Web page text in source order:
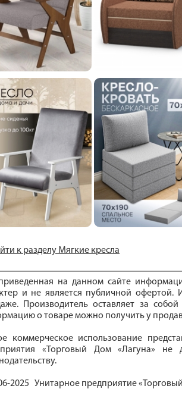
к разделу Мягкие кресла
на данном сайте
и не является публичной офертой.
Производитель оставляет за
о товаре можно получить у
коммерческое использование
«Торговый Дом «Лагуна» не
2025 Унитарное предприятие